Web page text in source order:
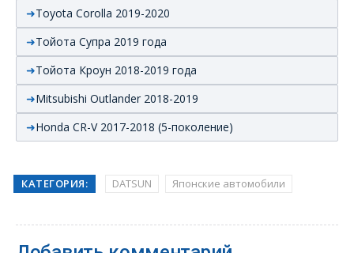
Toyota Corolla 2019-2020
Тойота Супра 2019 года
Тойота Кроун 2018-2019 года
Mitsubishi Outlander 2018-2019
Honda CR-V 2017-2018 (5-поколение)
КАТЕГОРИЯ: DATSUN Японские автомобили